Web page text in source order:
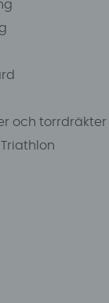
och torrdräkter